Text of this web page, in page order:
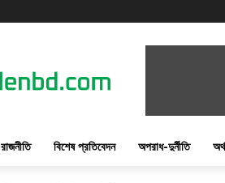
রাজনীতি বিশেষ প্রতিবেদন অপরাধ-দুর্নীতি